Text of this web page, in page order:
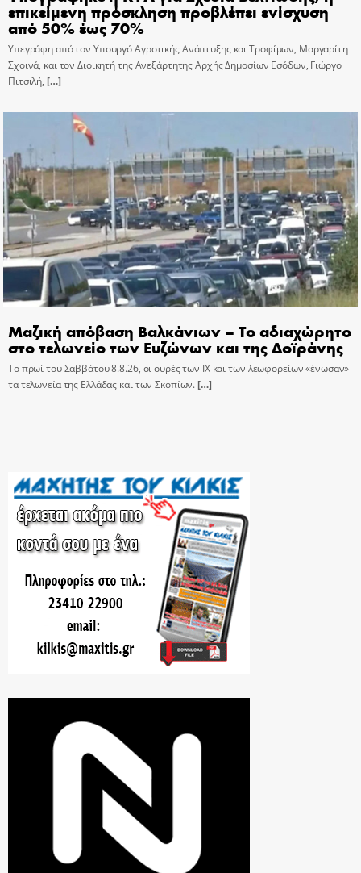
επικείμενη πρόσκληση προβλέπει ενίσχυση
από 50% έως 70%
Υπεγράφη από τον Υπουργό Αγροτικής Ανάπτυξης και Τροφίμων, Μαργαρίτη
Σχοινά, και τον Διοικητή της Ανεξάρτητης Αρχής Δημοσίων Εσόδων, Γιώργο
Πιτσιλή, […]
Μαζική απόβαση Βαλκάνιων – Το αδιαχώρητο
στο τελωνείο των Ευζώνων και της Δοϊράνης
Το πρωί του Σαββάτου 8.8.26, οι ουρές των ΙΧ και των λεωφορείων «ένωσαν»
τα τελωνεία της Ελλάδας και των Σκοπίων.[…]